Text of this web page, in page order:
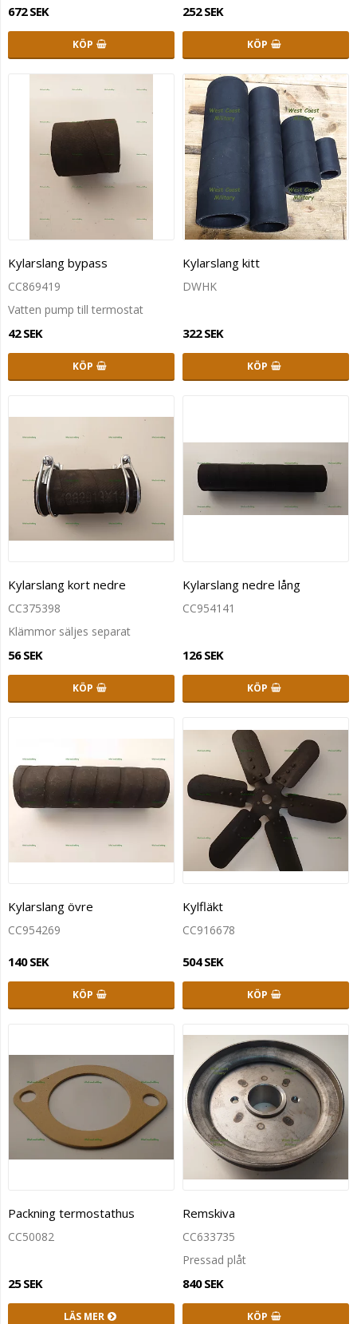
672 SEK
KÖP
252 SEK
KÖP
Kylarslang bypass
CC869419
Vatten pump till termostat
42 SEK
KÖP
Kylarslang kitt
DWHK
322 SEK
KÖP
Kylarslang kort nedre
CC375398
Klämmor säljes separat
56 SEK
KÖP
Kylarslang nedre lång
CC954141
126 SEK
KÖP
Kylarslang övre
CC954269
140 SEK
KÖP
Kylfläkt
CC916678
504 SEK
KÖP
Packning termostathus
CC50082
25 SEK
LÄS MER
Remskiva
CC633735
Pressad plåt
840 SEK
KÖP